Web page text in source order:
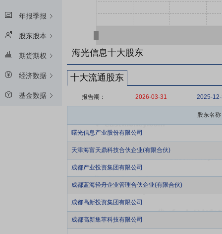
年报季报
股东股本
期货期权
经济数据
基金数据
海光信息十大股东
十大流通股东
报告期： 2026-03-31 2025-
股东名称
曙光信息产业股份有限公司
天津海富天鼎科技合伙企业(有限合伙)
成都产业投资集团有限公司
成都蓝海轻舟企业管理合伙企业(有限合伙)
成都高新投资集团有限公司
成都高新集萃科技有限公司